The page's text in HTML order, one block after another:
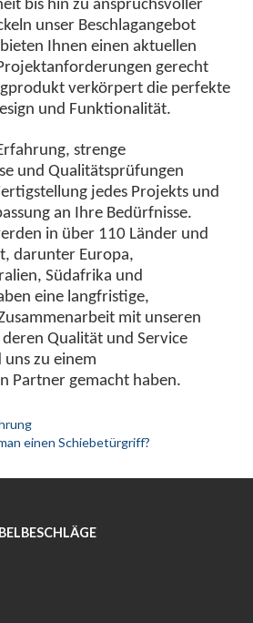
bis hin zu anspruchsvoller
unser Beschlagangebot
Ihnen einen aktuellen
gerecht
verkörpert die perfekte
und Funktionalität.
strenge
und Qualitätsprüfungen
jedes Projekts und
an Ihre Bedürfnisse.
in über 110 Länder und
darunter Europa,
Südafrika und
eine langfristige,
mit unseren
Qualität und Service
zu einem
Partner gemacht haben.
einen Schiebetürgriff?